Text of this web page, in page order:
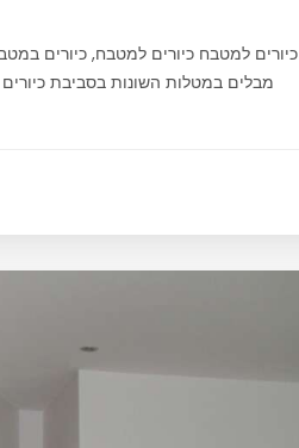
כיורים למטבח כיורים למטבח, כיורים
מבלים במטלות השונות בסביבת